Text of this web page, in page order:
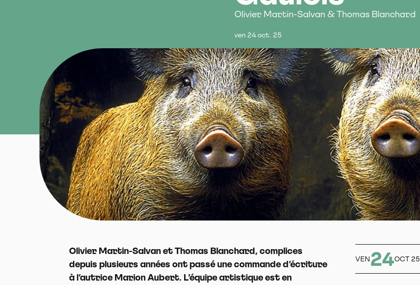
Olivier Martin-Salvan & Thomas Blanchard
ven 24 oct. 25
Olivier Martin-Salvan et Thomas Blanchard, complices
depuis plusieurs années ont passé une commande d’écriture
à l’autrice Marion Aubert. L’équipe artistique est en
VEN24OCT 25